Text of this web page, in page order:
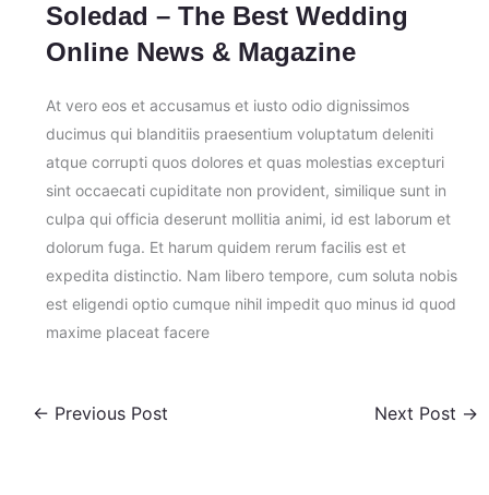
Soledad – The Best Wedding
Online News & Magazine
At vero eos et accusamus et iusto odio dignissimos
ducimus qui blanditiis praesentium voluptatum deleniti
atque corrupti quos dolores et quas molestias excepturi
sint occaecati cupiditate non provident, similique sunt in
culpa qui officia deserunt mollitia animi, id est laborum et
dolorum fuga. Et harum quidem rerum facilis est et
expedita distinctio. Nam libero tempore, cum soluta nobis
est eligendi optio cumque nihil impedit quo minus id quod
maxime placeat facere
← Previous Post Next Post →